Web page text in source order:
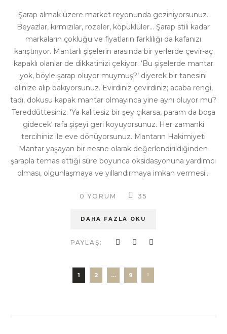
Şarap almak üzere market reyonunda geziniyorsunuz.
Beyazlar, kırmızılar, rozeler, köpüklüler… Şarap stili kadar
markaların çokluğu ve fiyatların farklılığı da kafanızı
karıştırıyor. Mantarlı şişelerin arasında bir yerlerde çevir-aç
kapaklı olanlar de dikkatinizi çekiyor. ‘Bu şişelerde mantar
yok, böyle şarap oluyor muymuş?’ diyerek bir tanesini
elinize alıp bakıyorsunuz. Evirdiniz çevirdiniz; acaba rengi,
tadı, dokusu kapak mantar olmayınca yine aynı oluyor mu?
Tereddüttesiniz. ‘Ya kalitesiz bir şey çıkarsa, param da boşa
gidecek‘ rafa şişeyi geri koyuyorsunuz. Her zamanki
tercihiniz ile eve dönüyorsunuz. Mantarın Hakimiyeti
Mantar yaşayan bir nesne olarak değerlendirildiğinden
şarapla temas ettiği süre boyunca oksidasyonuna yardımcı
olması, olgunlaşmaya ve yıllandırmaya imkan vermesi...
0 YORUM 35
DAHA FAZLA OKU
PAYLAŞ:
1 2 … 9